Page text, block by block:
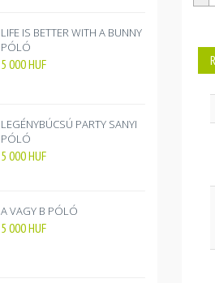
LIFE IS BETTER WITH A BUNNY
PÓLÓ
5 000HUF
LEGÉNYBÚCSÚ PARTY SANYI
PÓLÓ
5 000HUF
A VAGY B PÓLÓ
5 000HUF